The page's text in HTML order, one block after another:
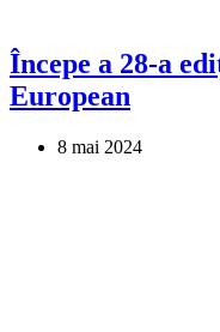
Începe a 28-a
European
8 mai 2024